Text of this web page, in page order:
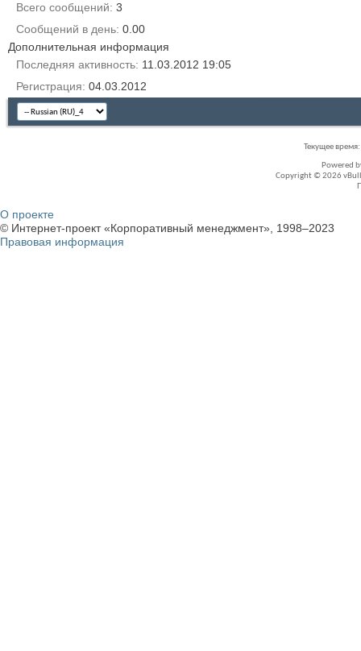
Всего сообщений 3
Сообщений в день 0.00
Дополнительная информация
Последняя активность 11.03.2012 19:05
Регистрация 04.03.2012
Текущее время:
Powered
Copyright © 2026
О проекте
© Интернет-проект «Корпоративный менеджмент», 1998–2023
Правовая информация